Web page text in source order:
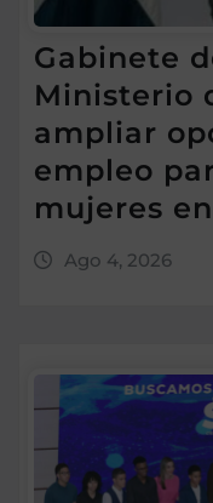
Gabinete
Ministerio
ampliar
empleo
mujeres
Ago 4, 2026